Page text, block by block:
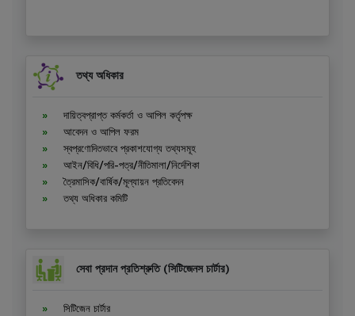
তথ্য অধিকার
দায়িত্বপ্রাপ্ত কর্মকর্তা ও আপিল কর্তৃপক্ষ
আবেদন ও আপিল ফরম
স্বপ্রণোদিতভাবে প্রকাশযোগ্য তথ্যসমূহ
আইন/বিধি/পরি-পত্র/নীতিমালা/নির্দেশিকা
ত্রৈমাসিক/বার্ষিক/মূল্যায়ন প্রতিবেদন
তথ্য অধিকার কমিটি
সেবা প্রদান প্রতিশ্রুতি (সিটিজেনস চার্টার)
সিটিজেন চার্টার